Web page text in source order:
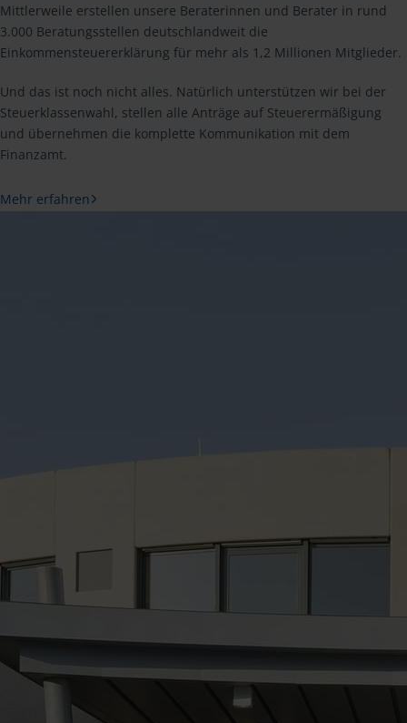
Mittlerweile erstellen unsere Beraterinnen und Berater in rund
3.000 Beratungsstellen deutschlandweit die
Einkommensteuererklärung für mehr als 1,2 Millionen Mitglieder.
Und das ist noch nicht alles. Natürlich unterstützen wir bei der
Steuerklassenwahl, stellen alle Anträge auf Steuerermäßigung
und übernehmen die komplette Kommunikation mit dem
Finanzamt.
Mehr erfahren